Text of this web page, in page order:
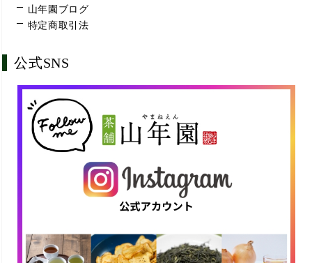
山年園ブログ
特定商取引法
公式SNS